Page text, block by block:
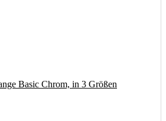
Basic Chrom, in 3 Größen